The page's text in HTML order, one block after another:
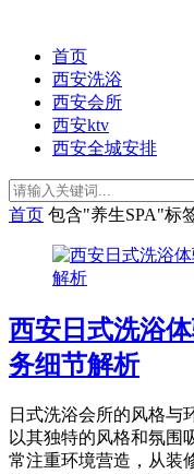
首页
西安洗浴
西安会所
西安ktv
西安全城安排
首页 包含"养生SPA"标
西安日式洗浴
务细节解析
日式洗浴会所的风格与
以其独特的风格和氛围
常注重环境营造，从装